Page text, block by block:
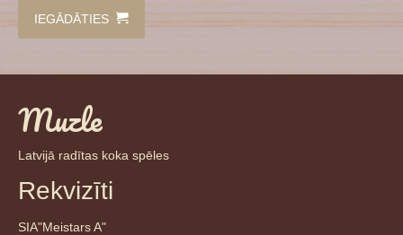
IEGĀDĀTIES
Muzle
Latvijā radītas koka spēles
Rekvizīti
SIA"Meistars A"